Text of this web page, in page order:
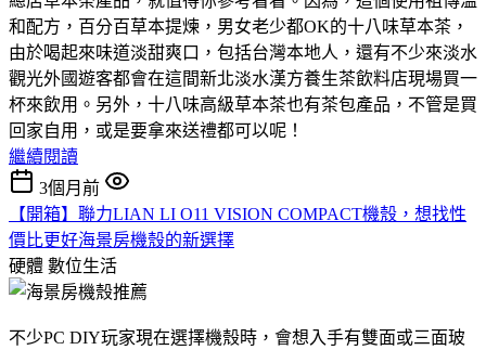
和配方，百分百草本提煉，男女老少都OK的十八味草本茶，
由於喝起來味道淡甜爽口，包括台灣本地人，還有不少來淡水
觀光外國遊客都會在這間新北淡水漢方養生茶飲料店現場買一
杯來飲用。另外，十八味高級草本茶也有茶包產品，不管是買
回家自用，或是要拿來送禮都可以呢！
繼續閱讀
3個月前
【開箱】聯力LIAN LI O11 VISION COMPACT機殼，想找性
價比更好海景房機殼的新選擇
硬體 數位生活
不少PC DIY玩家現在選擇機殼時，會想入手有雙面或三面玻